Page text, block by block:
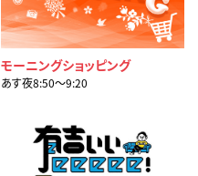
モーニングショッピング
あす夜8:50〜9:20